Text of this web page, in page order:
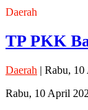
Daerah
TP PKK
Daerah | Rabu,
Rabu, 10 April